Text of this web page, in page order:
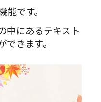
です。
中にあるテキスト
きます。